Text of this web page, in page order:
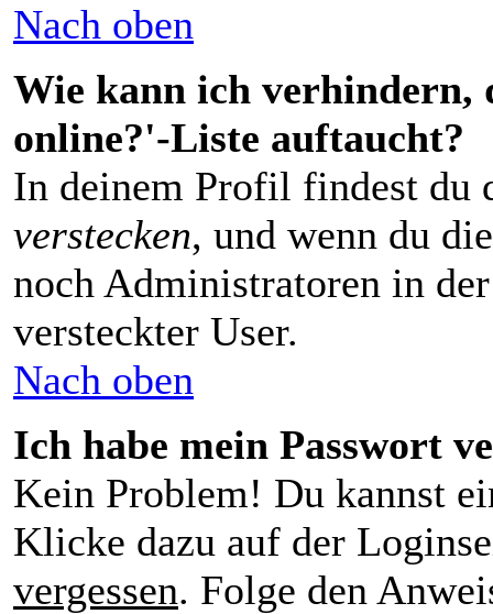
Nach oben
Wie kann ich verhindern,
online?'-Liste auftaucht?
In deinem Profil findest du
verstecken, und wenn du
noch Administratoren in
versteckter User.
Nach oben
Ich habe mein Passwort
Kein Problem! Du kannst
Klicke dazu auf der
vergessen. Folge den